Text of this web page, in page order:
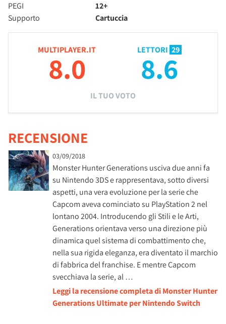
PEGI
12+
Supporto
Cartuccia
MULTIPLAYER.IT
8.0
LETTORI 29
8.6
IL TUO VOTO
RECENSIONE
03/09/2018
Monster Hunter Generations usciva due anni fa
su Nintendo 3DS e rappresentava, sotto diversi
aspetti, una vera evoluzione per la serie che
Capcom aveva cominciato su PlayStation 2 nel
lontano 2004. Introducendo gli Stili e le Arti,
Generations orientava verso una direzione più
dinamica quel sistema di combattimento che,
nella sua rigida eleganza, era diventato il marchio
di fabbrica del franchise. E mentre Capcom
svecchiava la serie, al …
Leggi la recensione completa di Monster Hunter
Generations Ultimate per Nintendo Switch